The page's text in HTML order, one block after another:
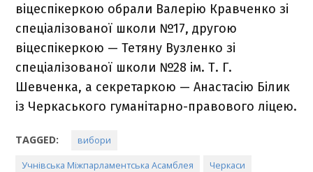
віцеспікеркою обрали Валерію Кравченко зі
спеціалізованої школи №17, другою
віцеспікеркою — Тетяну Вузленко зі
спеціалізованої школи №28 ім. Т. Г.
Шевченка, а секретаркою — Анастасію Білик
із Черкаського гуманітарно-правового ліцею.
TAGGED: вибори
Учнівська Міжпарламентська Асамблея Черкаси